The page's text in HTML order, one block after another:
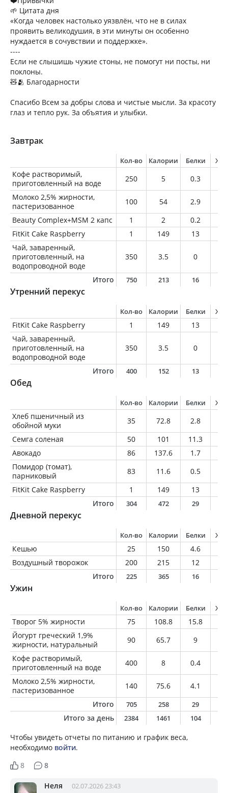
🌱 Цитата дня
«Когда человек настолько уязвлён, что не в силах
проявить великодушия, в эти минуты он особенно
нуждается в сочувствии и поддержке».
----
Если не слышишь чужие стоны, не помогут ни посты, ни
поклоны.
🧸🫂 Благодарности
Спасибо Всем за добры слова и чистые мысли. За красоту
глаз и тепло рук. За объятия и улыбки.
Завтрак
Кол-во Калории Белки
Кофе растворимый,
приготовленный на воде
250 5 0.3
Молоко 2,5% жирности,
пастеризованное
100 54 2.9
Beauty Complex+MSM 2 капс
1 2 0.2
FitKit Cake Raspberry
1 149 13
Чай, заваренный,
приготовленный, на
водопроводной воде
350 3.5 0
Итого 750 213 16
Утренний перекус
Кол-во Калории Белки
FitKit Cake Raspberry 1 149 13
Чай, заваренный,
приготовленный, на
водопроводной воде
350 3.5 0
Итого 400 152 13
Обед
Кол-во Калории Белки
Хлеб пшеничный из
обойной муки
35 72.8 2.8
Семга соленая
50 101 11.3
Авокадо
86 137.6 1.7
Помидор (томат),
парниковый
83 11.6 0.5
FitKit Cake Raspberry
1 149 13
Итого
304 472 29
Дневной перекус
Кол-во Калории Белки
Кешью 25 150 4.6
Воздушный творожок
200 215 12
Итого
225 365 16
Ужин
Кол-во Калории Белки
Творог 5% жирности 75 108.8 15.8
Йогурт греческий 1,9%
жирности, натуральный
90 65.7 9
Кофе растворимый,
приготовленный на воде
400 8 0.4
Молоко 2,5% жирности,
пастеризованное
140 75.6 4.1
Итого
705 258 29
Итого за день 2384 1461 104
Чтобы увидеть отчеты по питанию и график веса,
необходимо войти.
8
8
Неля 02.07.2026 23:43